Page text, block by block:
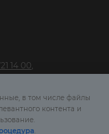
14 00,
в том числе файлы
контента и